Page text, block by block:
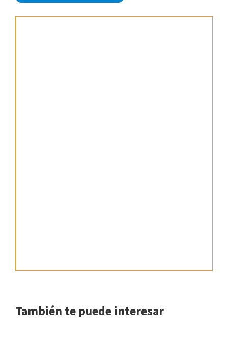
También te puede interesar